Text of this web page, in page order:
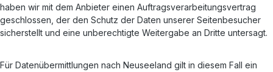
haben wir mit dem Anbieter einen Auftragsverarbeitungsvertrag
geschlossen, der den Schutz der Daten unserer Seitenbesucher
sicherstellt und eine unberechtigte Weitergabe an Dritte untersagt.
Für Datenübermittlungen nach Neuseeland gilt in diesem Fall ein